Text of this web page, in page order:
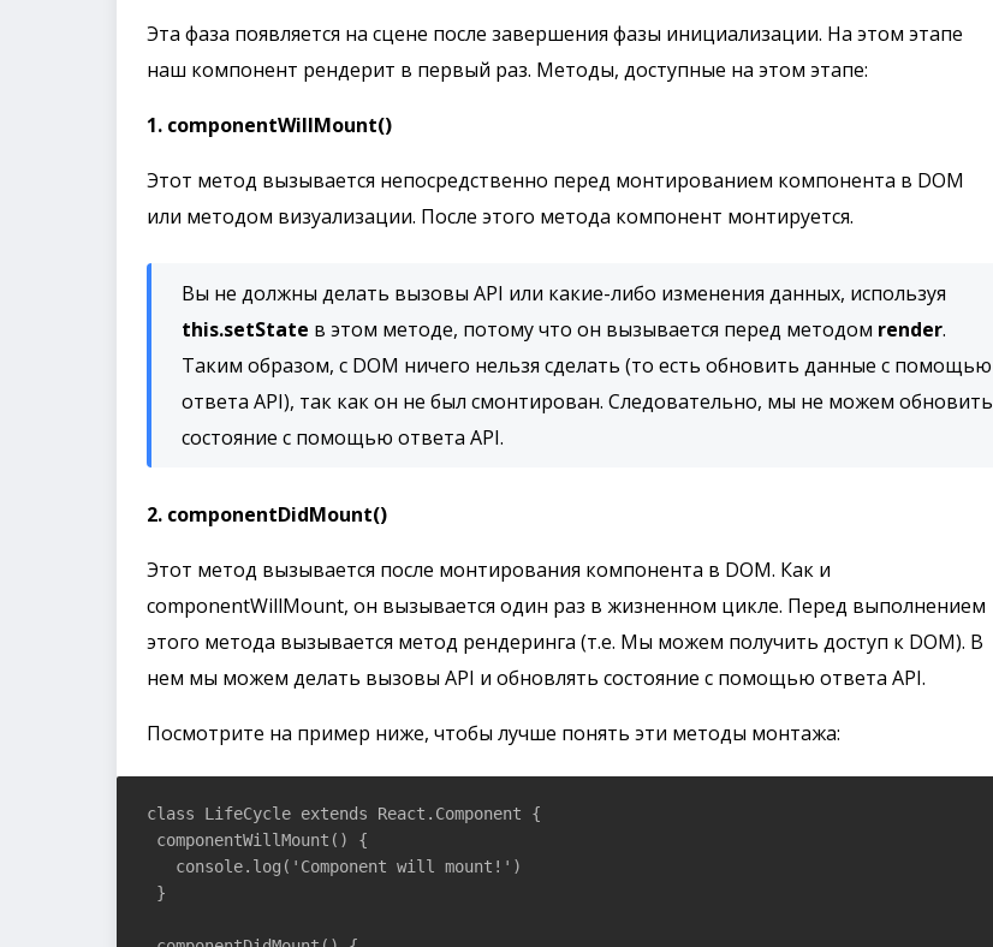
Эта фаза появляется на сцене после завершения фазы инициализации. На этом этапе
наш компонент рендерит в первый раз. Методы, доступные на этом этапе:
1. componentWillMount()
Этот метод вызывается непосредственно перед монтированием компонента в DOM
или методом визуализации. После этого метода компонент монтируется.
Вы не должны делать вызовы API или какие-либо изменения данных, используя
this.setState в этом методе, потому что он вызывается перед методом render.
Таким образом, с DOM ничего нельзя сделать (то есть обновить данные с помощью
ответа API), так как он не был смонтирован. Следовательно, мы не можем обновить
состояние с помощью ответа API.
2. componentDidMount()
Этот метод вызывается после монтирования компонента в DOM. Как и
componentWillMount, он вызывается один раз в жизненном цикле. Перед выполнением
этого метода вызывается метод рендеринга (т.е. Мы можем получить доступ к DOM). В
нем мы можем делать вызовы API и обновлять состояние с помощью ответа API.
Посмотрите на пример ниже, чтобы лучше понять эти методы монтажа:
class LifeCycle extends React.Component {
componentWillMount() {
   console.log('Component will mount!')
}